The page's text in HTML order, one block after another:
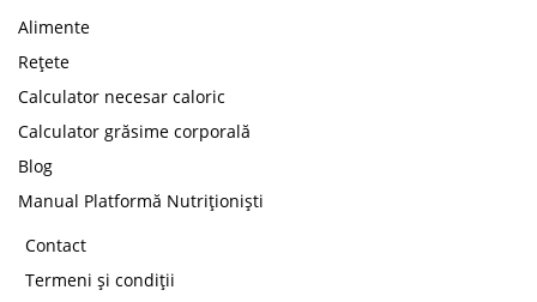
Alimente
Rețete
Calculator necesar caloric
Calculator grăsime corporală
Blog
Manual Platformă Nutriționiști
Contact
Termeni și condiții